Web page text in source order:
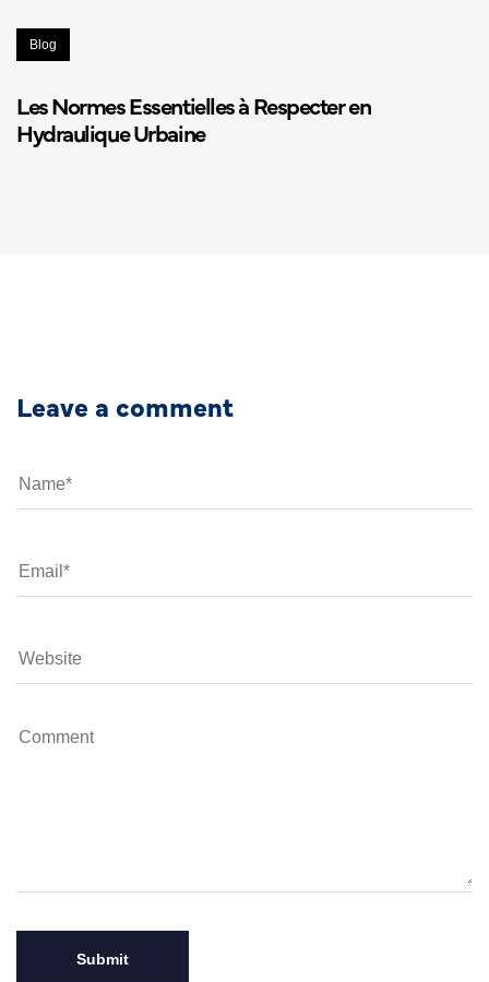
Blog
Les Normes Essentielles à Respecter en
Hydraulique Urbaine
Leave a comment